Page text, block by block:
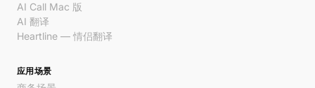
AI Call Mac 版
AI 翻译
Heartline — 情侣翻译
应用场景